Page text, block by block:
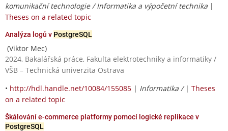
komunikační technologie / Informatika a výpočetní technika |
Theses on a related topic
Analýza logů v PostgreSQL
(Viktor Mec)
2024, Bakalářská práce, Fakulta elektrotechniky a informatiky /
VŠB – Technická univerzita Ostrava
• http://hdl.handle.net/10084/155085 | Informatika / | Theses
on a related topic
Škálování e-commerce platformy pomocí logické replikace v
PostgreSQL